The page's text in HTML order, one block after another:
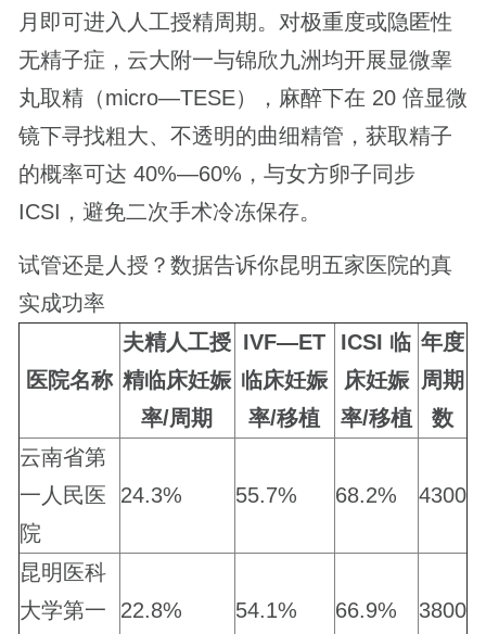
月即可进入人工授精周期。对极重度或隐匿性
无精子症，云大附一与锦欣九洲均开展显微睾
丸取精（micro—TESE），麻醉下在 20 倍显微
镜下寻找粗大、不透明的曲细精管，获取精子
的概率可达 40%—60%，与女方卵子同步
ICSI，避免二次手术冷冻保存。
试管还是人授？数据告诉你昆明五家医院的真
实成功率
医院名称
夫精人工授
精临床妊娠
率/周期
IVF—ET
临床妊娠
率/移植
ICSI 临
床妊娠
率/移植
年度
周期
数
云南省第
一人民医
院
24.3% 55.7% 68.2% 4300
昆明医科
大学第一
22.8% 54.1% 66.9% 3800